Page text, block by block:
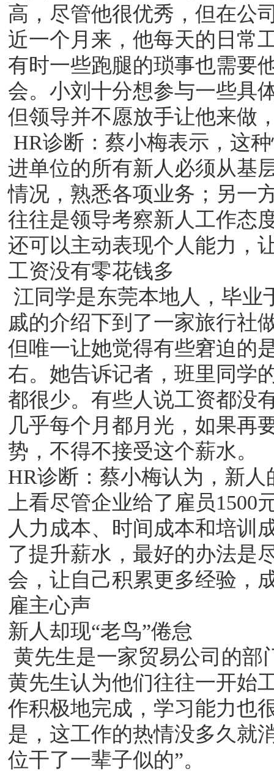
高，尽管他很优秀，但在公
近一个月来，他每天的日常
有时一些跑腿的琐事也需要
会。小刘十分想参与一些具
但领导并不愿放手让他来做
HR诊断：蔡小梅表示，这
进单位的所有新人必须从基
情况，熟悉各项业务；另一
往往是领导考察新人工作态
还可以主动表现个人能力，
工资没有零花钱多
江同学是东莞本地人，毕业
戚的介绍下到了一家旅行社
但唯一让她觉得有些窘迫的
右。她告诉记者，班里同学
都很少。有些人说工资都没
几乎每个月都月光，如果再
势，不得不接受这个薪水。
HR诊断：蔡小梅认为，新
上看尽管企业给了雇员
人力成本、时间成本和培训
了提升薪水，最好的办法是
会，让自己积累更多经验，
雇主心声
新人却现“老鸟”倦怠
黄先生是一家贸易公司的部
黄先生认为他们往往一开始
作积极地完成，学习能力也
是，这工作的热情没多久就
位干了一辈子似的”。